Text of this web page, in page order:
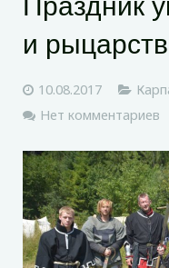
и
10.08.2017
Нет комментариев